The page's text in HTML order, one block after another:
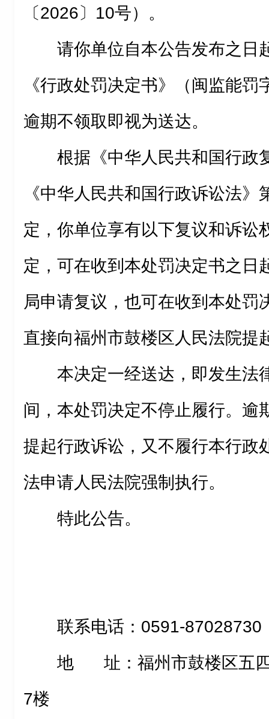
〔2026〕10号）。
请你单位自本公告发布之日
《行政处罚决定书》（闽监能
逾期不领取即视为送达。
根据《中华人民共和国行政
《中华人民共和国行政诉讼法》
定，你单位享有以下复议和诉讼
定，可在收到本处罚决定书之日
局申请复议，也可在收到本处罚
直接向福州市鼓楼区人民法院提
本决定一经送达，即发生法
间，本处罚决定不停止履行。逾
提起行政诉讼，又不履行本行政
法申请人民法院强制执行。
特此公告。
联系电话：0591-87028730
地 址：福州市鼓楼区五四
7楼